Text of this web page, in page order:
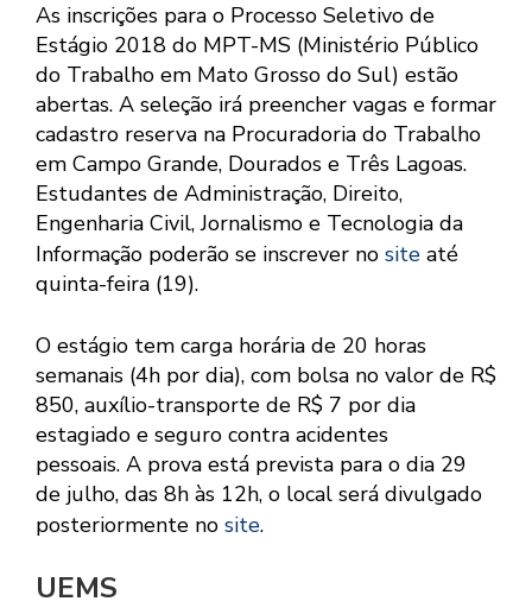
As inscrições para o Processo Seletivo de
Estágio 2018 do MPT-MS (Ministério Público
do Trabalho em Mato Grosso do Sul) estão
abertas. A seleção irá preencher vagas e formar
cadastro reserva na Procuradoria do Trabalho
em Campo Grande, Dourados e Três Lagoas.
Estudantes de Administração, Direito,
Engenharia Civil, Jornalismo e Tecnologia da
Informação poderão se inscrever no site até
quinta-feira (19).
O estágio tem carga horária de 20 horas
semanais (4h por dia), com bolsa no valor de R$
850, auxílio-transporte de R$ 7 por dia
estagiado e seguro contra acidentes
pessoais. A prova está prevista para o dia 29
de julho, das 8h às 12h, o local será divulgado
posteriormente no site.
UEMS